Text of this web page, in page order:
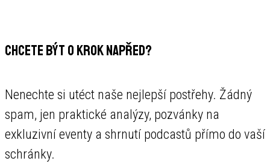
CHCETE BÝT O KROK NAPŘED?
Nenechte si utéct naše nejlepší postřehy. Žádný
spam, jen praktické analýzy, pozvánky na
exkluzivní eventy a shrnutí podcastů přímo do vaší
schránky.